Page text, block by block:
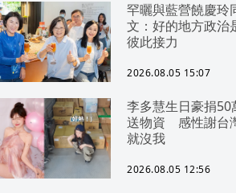
罕曬與藍營饒慶
文：好的地方政治
彼此接力
2026.08.05 15:07
李多慧生日豪捐50
送物資 感性謝台
就沒我
2026.08.05 12:56